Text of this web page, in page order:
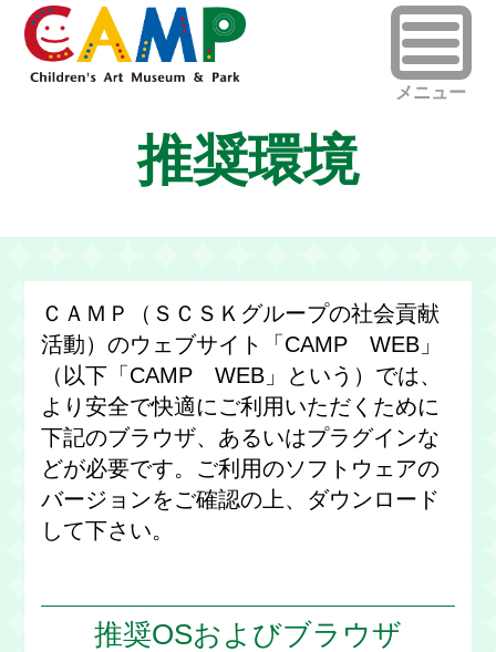
推奨環境
ＣＡＭＰ（ＳＣＳＫグループの社会貢献
活動）のウェブサイト「CAMP WEB」
（以下「CAMP WEB」という）では、
より安全で快適にご利用いただくために
下記のブラウザ、あるいはプラグインな
どが必要です。ご利用のソフトウェアの
バージョンをご確認の上、ダウンロード
して下さい。
推奨OSおよびブラウザ